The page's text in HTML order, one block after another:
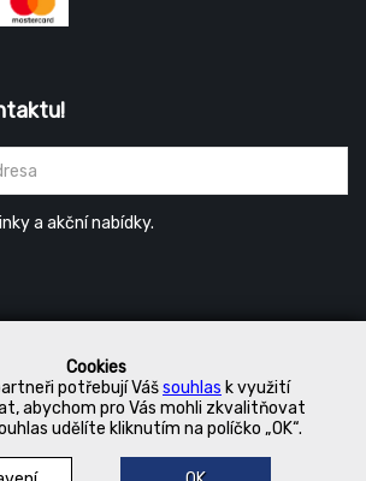
Cookies
potřebují Vášsouhlas k využití
abychom pro Vás mohli zkvalitňovat
udělíte kliknutím na políčko „OK“.
a akční nabídky.